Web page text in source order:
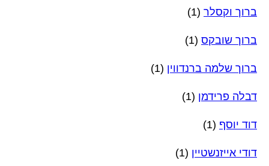
ברוך וקסלר (1)
ברוך שובקס (1)
ברוך שלמה ברנדווין (1)
דבלה פרידמן (1)
דוד יוסף (1)
דודי אייזנשטיין (1)